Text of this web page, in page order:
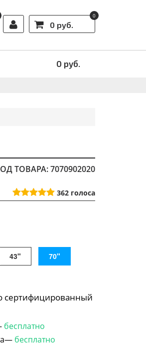
0 руб.
0
0 руб.
ТОВАРА: 7070902020
362 голоса
43" 70"
сертифицированный
бесплатно
бесплатно